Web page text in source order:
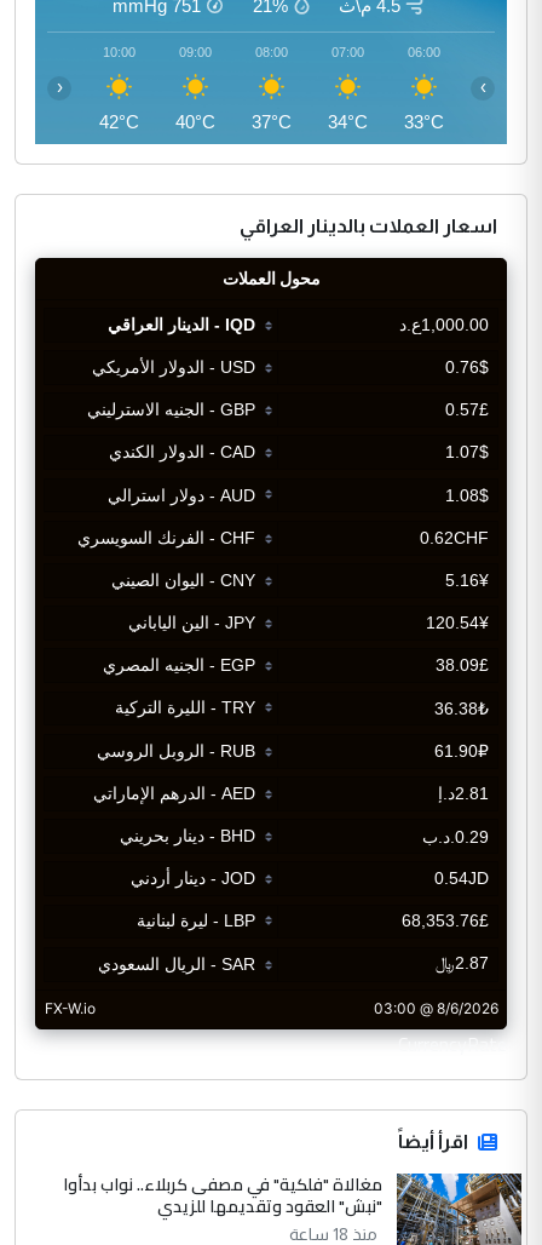
4.5 م\ث 21%
751
mmHg
06:00
33°C
07:00
34°C
08:00
37°C
09:00
40°C
10:00
42°C
‹ ›
اسعار العملات بالدينار العراقي
CurrencyRate
اقرأ أيضاً
مغالاة "فلكية" في مصفى كربلاء.. نواب بدأوا
"نبش" العقود وتقديمها للزيدي
منذ 18 ساعة